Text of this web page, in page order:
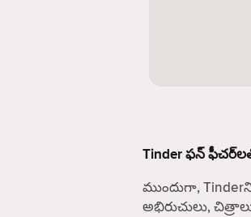
Tinder ఫన్
ముందుగా,
అభిరుచులు,